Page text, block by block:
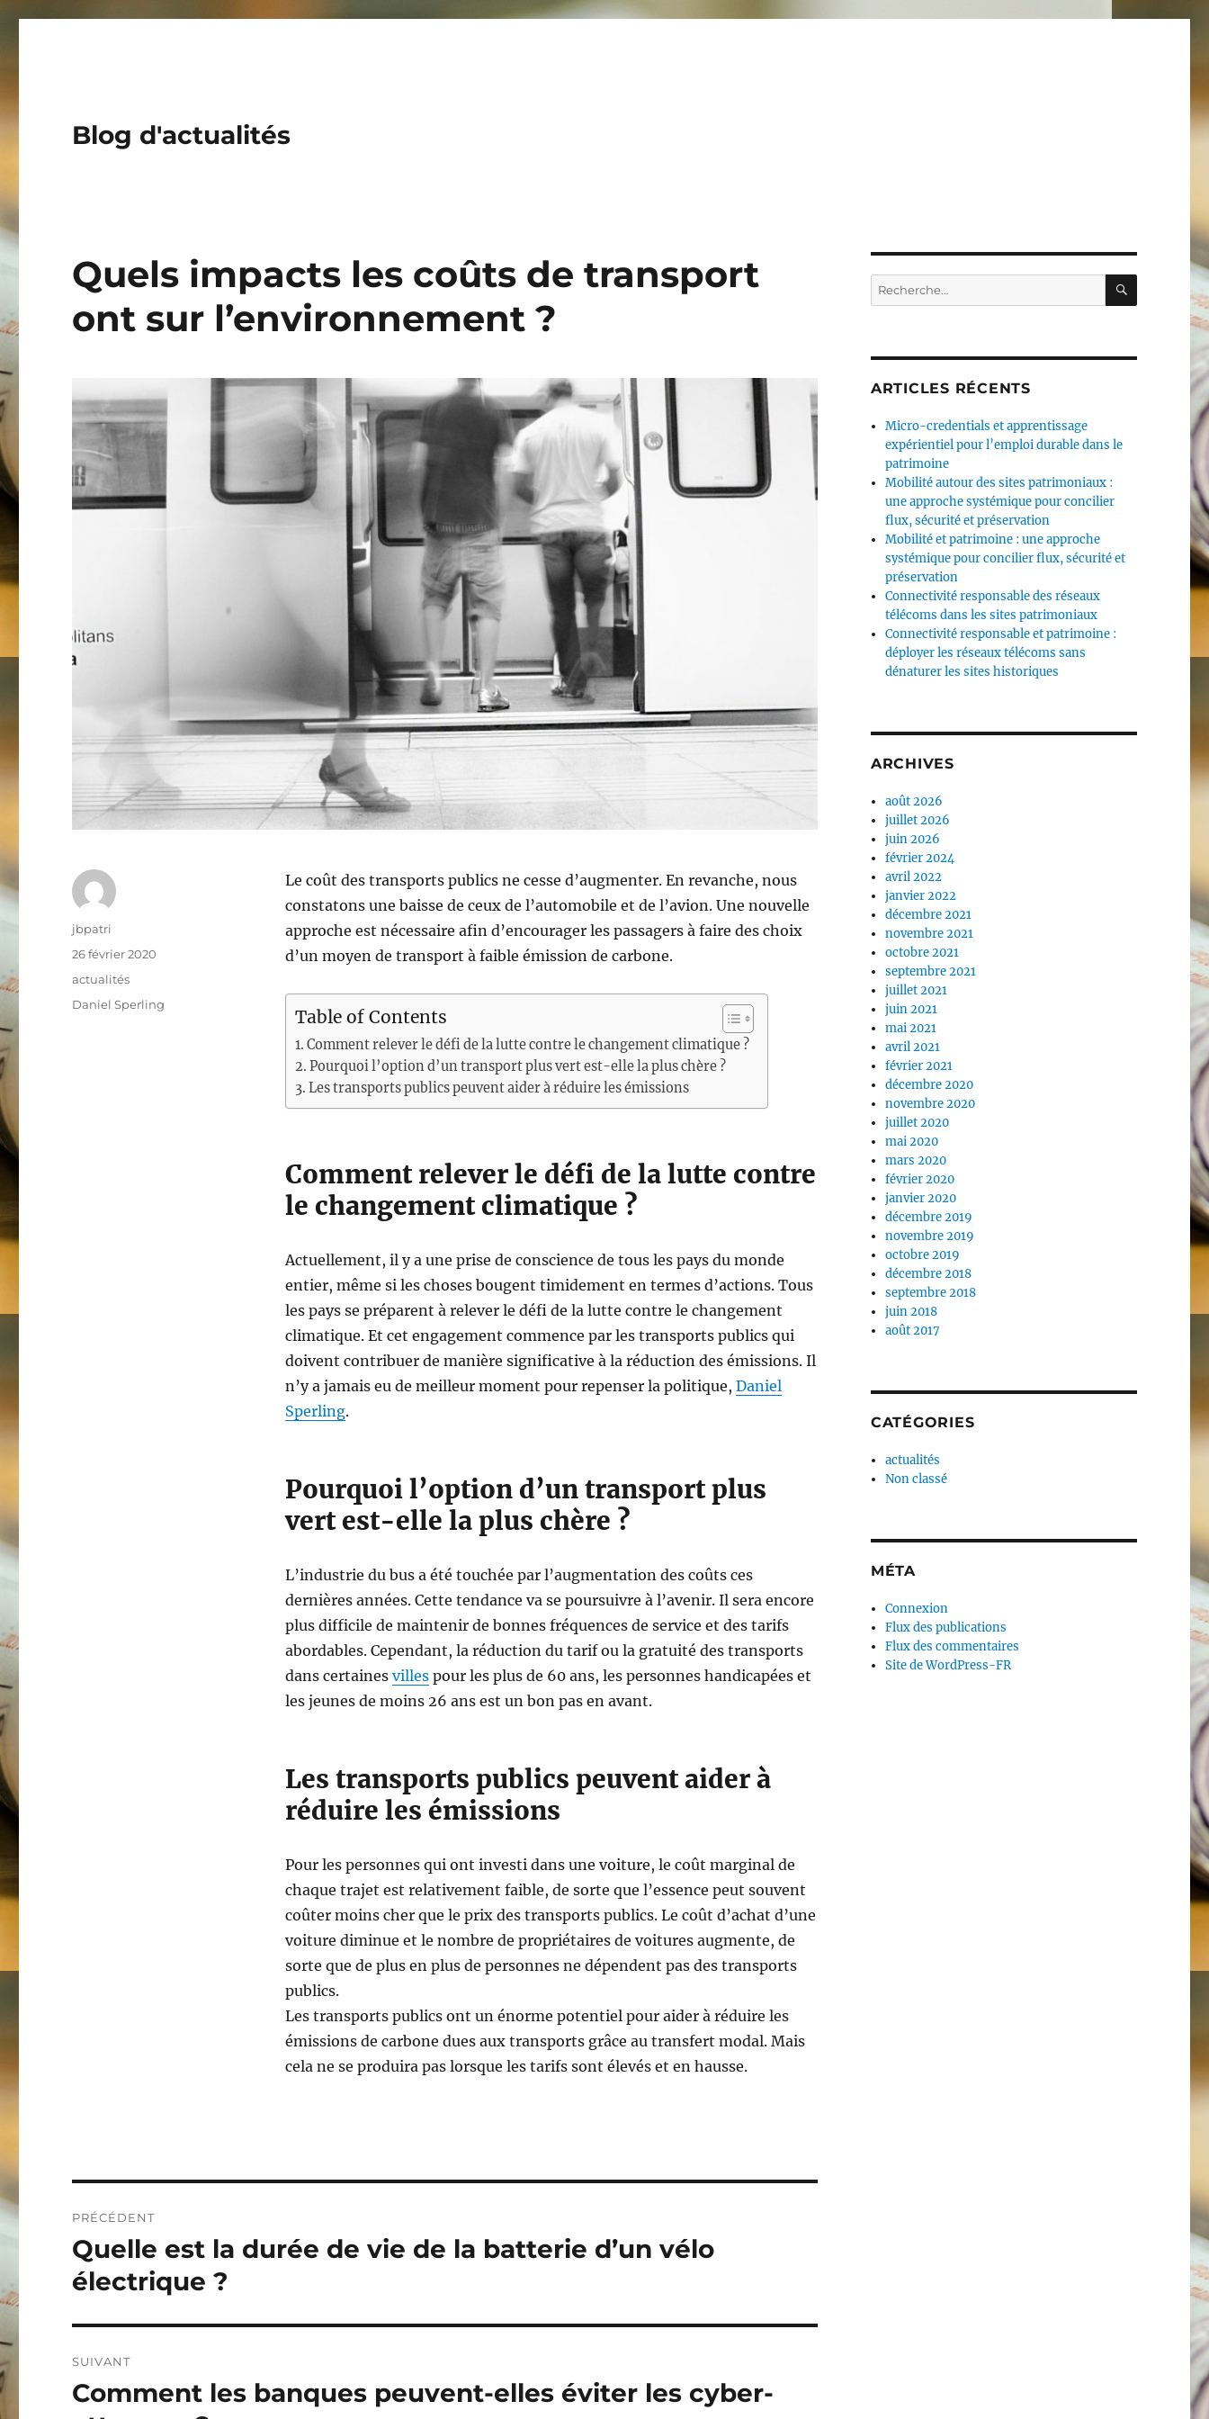
Blog d'actualités
Quels impacts les coûts de transport
ont sur l’environnement ?
Le coût des transports publics ne cesse d’augmenter. En revanche, nous
constatons une baisse de ceux de l’automobile et de l’avion. Une nouvelle
approche est nécessaire afin d’encourager les passagers à faire des choix
d’un moyen de transport à faible émission de carbone.
Table of Contents
Comment relever le défi de la lutte contre le changement climatique ?
Pourquoi l’option d’un transport plus vert est-elle la plus chère ?
Les transports publics peuvent aider à réduire les émissions
Comment relever le défi de la lutte contre
le changement climatique ?
Actuellement, il y a une prise de conscience de tous les pays du monde
entier, même si les choses bougent timidement en termes d’actions. Tous
les pays se préparent à relever le défi de la lutte contre le changement
climatique. Et cet engagement commence par les transports publics qui
doivent contribuer de manière significative à la réduction des émissions. Il
n’y a jamais eu de meilleur moment pour repenser la politique, Daniel
Sperling.
Pourquoi l’option d’un transport plus
vert est-elle la plus chère ?
L’industrie du bus a été touchée par l’augmentation des coûts ces
dernières années. Cette tendance va se poursuivre à l’avenir. Il sera encore
plus difficile de maintenir de bonnes fréquences de service et des tarifs
abordables. Cependant, la réduction du tarif ou la gratuité des transports
dans certaines villespour les plus de 60 ans, les personnes handicapées et
les jeunes de moins 26 ans est un bon pas en avant.
Les transports publics peuvent aider à
réduire les émissions
Pour les personnes qui ont investi dans une voiture, le coût marginal de
chaque trajet est relativement faible, de sorte que l’essence peut souvent
coûter moins cher que le prix des transports publics. Le coût d’achat d’une
voiture diminue et le nombre de propriétaires de voitures augmente, de
sorte que de plus en plus de personnes ne dépendent pas des transports
publics.
Les transports publics ont un énorme potentiel pour aider à réduire les
émissions de carbone dues aux transports grâce au transfert modal. Mais
cela ne se produira pas lorsque les tarifs sont élevés et en hausse.
Auteur
jbpatri
Publié
26 février 2020
Catégories
actualités
Étiquettes
Daniel Sperling
de
l’article
PRÉCÉDENT
Publication
précédente :
Quelle est la durée de vie de la batterie d’un vélo
électrique ?
SUIVANT
Publication
suivante :
Comment les banques peuvent-elles éviter les cyber-
Recherche
pour :
ARTICLES RÉCENTS
Micro-credentials et apprentissage
expérientiel pour l’emploi durable dans le
patrimoine
Mobilité autour des sites patrimoniaux :
une approche systémique pour concilier
flux, sécurité et préservation
Mobilité et patrimoine : une approche
systémique pour concilier flux, sécurité et
préservation
Connectivité responsable des réseaux
télécoms dans les sites patrimoniaux
Connectivité responsable et patrimoine :
déployer les réseaux télécoms sans
dénaturer les sites historiques
ARCHIVES
août 2026
juillet 2026
juin 2026
février 2024
avril 2022
janvier 2022
décembre 2021
novembre 2021
octobre 2021
septembre 2021
juillet 2021
juin 2021
mai 2021
avril 2021
février 2021
décembre 2020
novembre 2020
juillet 2020
mai 2020
mars 2020
février 2020
janvier 2020
décembre 2019
novembre 2019
octobre 2019
décembre 2018
septembre 2018
juin 2018
août 2017
CATÉGORIES
actualités
Non classé
MÉTA
Connexion
Flux des publications
Flux des commentaires
Site de WordPress-FR